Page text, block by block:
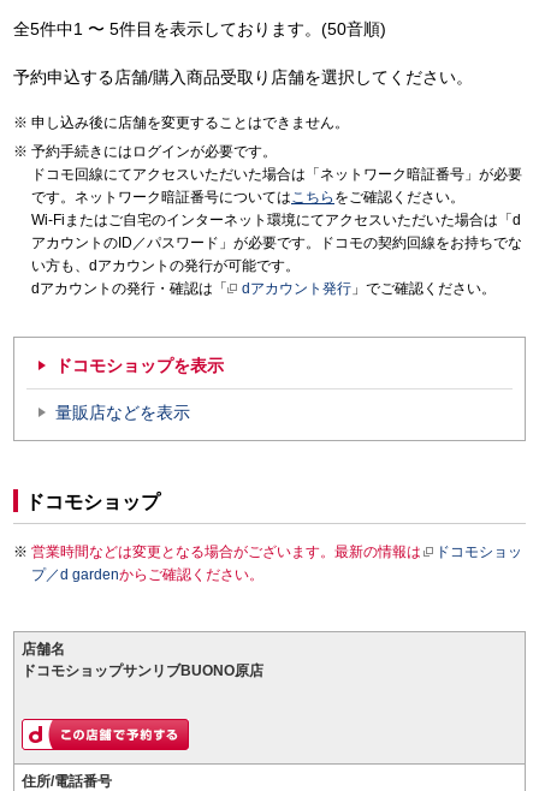
全5件中1 〜 5件目を表示しております。(50音順)
予約申込する店舗/購入商品受取り店舗を選択してください。
申し込み後に店舗を変更することはできません。
予約手続きにはログインが必要です。
ドコモ回線にてアクセスいただいた場合は「ネットワーク暗証番号」が必要
です。ネットワーク暗証番号についてはこちら をご確認ください。
Wi-Fiまたはご自宅のインターネット環境にてアクセスいただいた場合は「d
アカウントのID／パスワード」が必要です。ドコモの契約回線をお持ちでな
い方も、dアカウントの発行が可能です。
dアカウントの発行・確認は「
dアカウント発行 」でご確認ください。
ドコモショップを表示
量販店などを表示
ドコモショップ
営業時間などは変更となる場合がございます。最新の情報は
ドコモショッ
プ／d gardenからご確認ください。
店舗名
ドコモショップサンリブBUONO原店
住所/電話番号